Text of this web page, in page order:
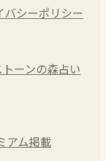
バシーポリシー
ーンの森占い
アム掲載